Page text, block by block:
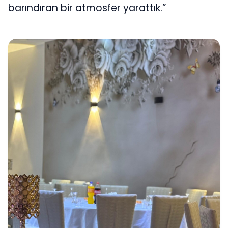
barındıran bir atmosfer yarattık.”